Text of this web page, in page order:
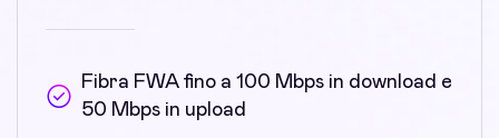
Fibra FWA fino a 100 Mbps in download e
50 Mbps in upload